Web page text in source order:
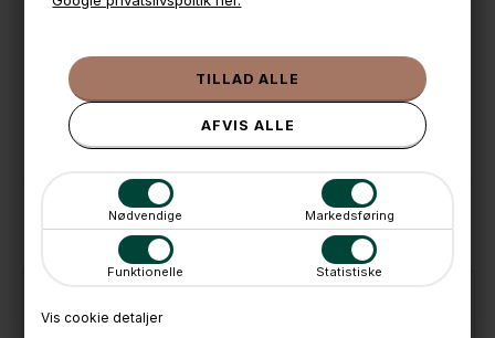
Nødvendige Markedsføring
Funktionelle Statistiske
Vis cookie detaljer
💳 Betal med
📱 Kundeservice 50446800 (9-12)
Kundeservice mail@boxdelux.dk(24/7)
ANDRE IDÉER